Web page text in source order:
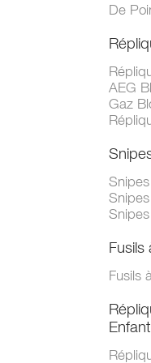
De
AEG
Gaz
Fusils
Fusils